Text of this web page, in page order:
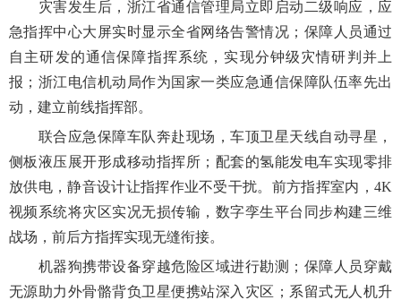
灾害发生后，浙江省通信管理局立即启动二级响应，应
急指挥中心大屏实时显示全省网络告警情况；保障人员通过
自主研发的通信保障指挥系统，实现分钟级灾情研判并上
报；浙江电信机动局作为国家一类应急通信保障队伍率先出
动，建立前线指挥部。
联合应急保障车队奔赴现场，车顶卫星天线自动寻星，
侧板液压展开形成移动指挥所；配套的氢能发电车实现零排
放供电，静音设计让指挥作业不受干扰。前方指挥室内，4K
视频系统将灾区实况无损传输，数字孪生平台同步构建三维
战场，前后方指挥实现无缝衔接。
机器狗携带设备穿越危险区域进行勘测；保障人员穿戴
无源助力外骨骼背负卫星便携站深入灾区；系留式无人机升